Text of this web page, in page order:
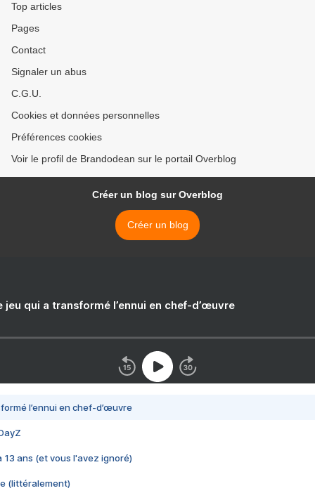
Top articles
Pages
Contact
Signaler un abus
C.G.U.
Cookies et données personnelles
Préférences cookies
Voir le profil de Brandodean sur le portail Overblog
Créer un blog sur Overblog
Créer un blog
jeu qui a transformé l’ennui en chef-d’œuvre
l’ennui en chef-d’œuvre
13 ans (et vous l'avez ignoré)
(littéralement)